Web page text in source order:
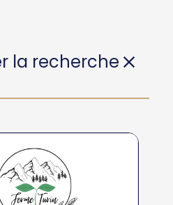
la recherche